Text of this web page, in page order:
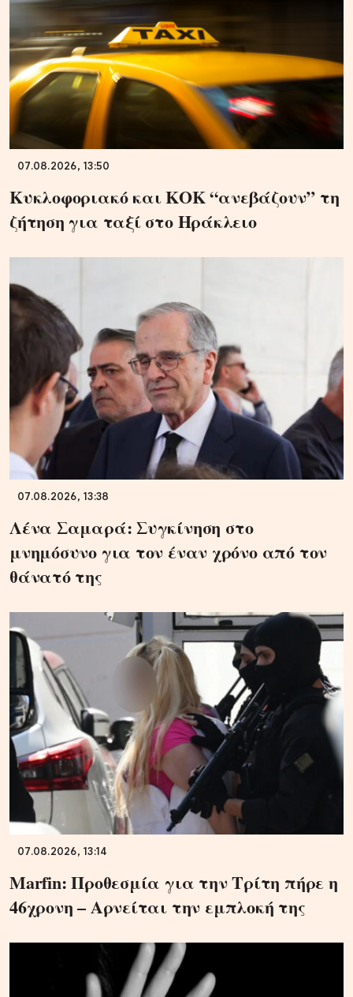
07.08.2026, 13:50
Κυκλοφοριακό και ΚΟΚ “ανεβάζουν” τη
ζήτηση για ταξί στο Ηράκλειο
07.08.2026, 13:38
Λένα Σαμαρά: Συγκίνηση στο
μνημόσυνο για τον έναν χρόνο από τον
θάνατό της
07.08.2026, 13:14
Marfin: Προθεσμία για την Τρίτη πήρε η
46χρονη – Aρνείται την εμπλοκή της